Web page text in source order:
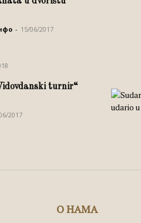
- 15/06/2017
turnir“
2017
О НАМА